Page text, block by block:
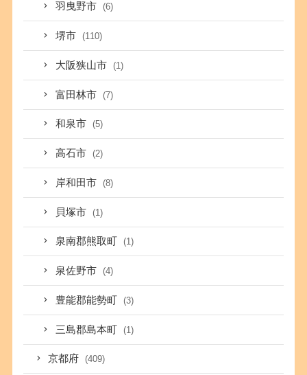
羽曳野市 (6)
堺市 (110)
大阪狭山市 (1)
富田林市 (7)
和泉市 (5)
高石市 (2)
岸和田市 (8)
貝塚市 (1)
泉南郡熊取町 (1)
泉佐野市 (4)
豊能郡能勢町 (3)
三島郡島本町 (1)
京都府 (409)